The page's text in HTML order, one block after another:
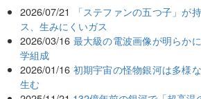
2026/07/21
「ステファンの五つ子」が
ス、生みにくいガス
2026/03/16 最大級の電波画像が明らか
学組成
2026/01/16 初期宇宙の怪物銀河は多様
生む